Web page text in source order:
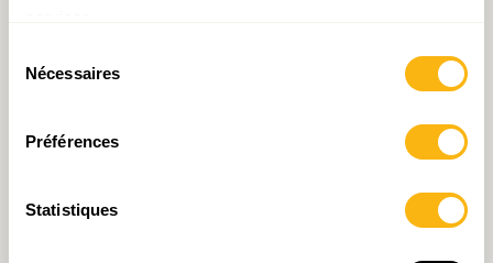
Nécessaires
Préférences
Statistiques
éventuelle crise, compte tenu de l’instabilité
géopolitique actuelle en Europe et dans le